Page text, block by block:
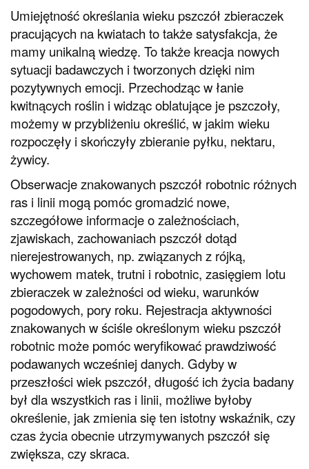
Umiejętność określania wieku pszczół zbieraczek
pracujących na kwiatach to także satysfakcja, że
mamy unikalną wiedzę. To także kreacja nowych
sytuacji badawczych i tworzonych dzięki nim
pozytywnych emocji. Przechodząc w łanie
kwitnących roślin i widząc oblatujące je pszczoły,
możemy w przybliżeniu określić, w jakim wieku
rozpoczęły i skończyły zbieranie pyłku, nektaru,
żywicy.
Obserwacje znakowanych pszczół robotnic różnych
ras i linii mogą pomóc gromadzić nowe,
szczegółowe informacje o zależnościach,
zjawiskach, zachowaniach pszczół dotąd
nierejestrowanych, np. związanych z rójką,
wychowem matek, trutni i robotnic, zasięgiem lotu
zbieraczek w zależności od wieku, warunków
pogodowych, pory roku. Rejestracja aktywności
znakowanych w ściśle określonym wieku pszczół
robotnic może pomóc weryfikować prawdziwość
podawanych wcześniej danych. Gdyby w
przeszłości wiek pszczół, długość ich życia badany
był dla wszystkich ras i linii, możliwe byłoby
określenie, jak zmienia się ten istotny wskaźnik, czy
czas życia obecnie utrzymywanych pszczół się
zwiększa, czy skraca.